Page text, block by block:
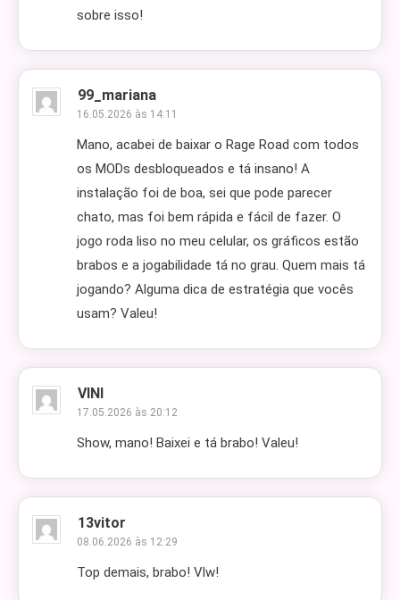
sobre isso!
99_mariana
16.05.2026 às 14:11
Mano, acabei de baixar o Rage Road com todos
os MODs desbloqueados e tá insano! A
instalação foi de boa, sei que pode parecer
chato, mas foi bem rápida e fácil de fazer. O
jogo roda liso no meu celular, os gráficos estão
brabos e a jogabilidade tá no grau. Quem mais tá
jogando? Alguma dica de estratégia que vocês
usam? Valeu!
VINI
17.05.2026 às 20:12
Show, mano! Baixei e tá brabo! Valeu!
13vitor
08.06.2026 às 12:29
Top demais, brabo! Vlw!